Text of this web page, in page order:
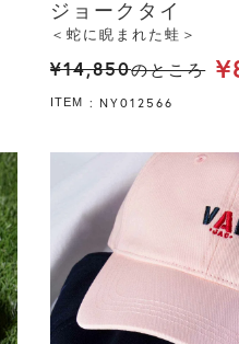
ジョークタイ
＜蛇に睨まれた蛙＞
¥14,850のところ ¥
ITEM NY012566